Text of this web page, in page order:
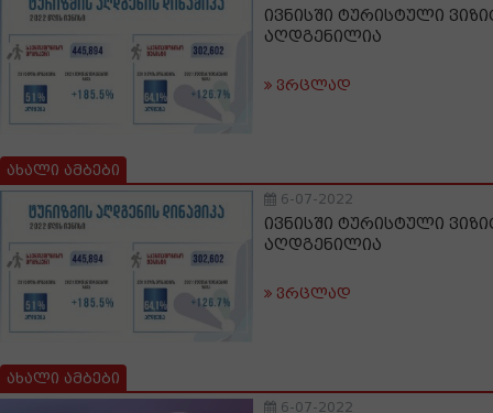
ივნისში ტურისტული
აღდგენილია
ვრცლად
ახალი ამბები
6-07-2022
ივნისში ტურისტული
აღდგენილია
ვრცლად
ახალი ამბები
6-07-2022